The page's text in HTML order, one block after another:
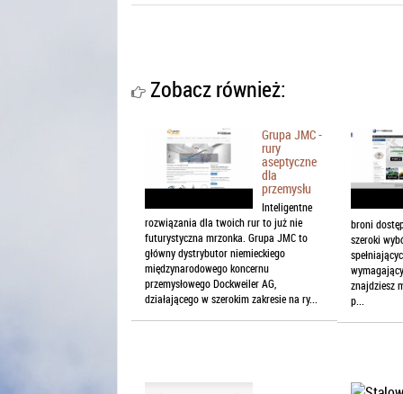
Zobacz również:
Grupa JMC -
rury
aseptyczne
dla
przemysłu
Inteligentne
rozwiązania dla twoich rur to już nie
futurystyczna mrzonka. Grupa JMC to
główny dystrybutor niemieckiego
międzynarodowego koncernu
przemysłowego Dockweiler AG,
działającego w szerokim zakresie na ry...
broni
szeroki
znajdziesz
p...